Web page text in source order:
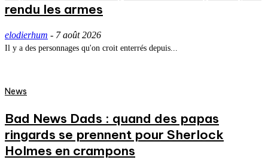
rendu les armes
elodierhum - 7 août 2026
Il y a des personnages qu'on croit enterrés depuis...
News
Bad News Dads : quand des papas
ringards se prennent pour Sherlock
Holmes en crampons